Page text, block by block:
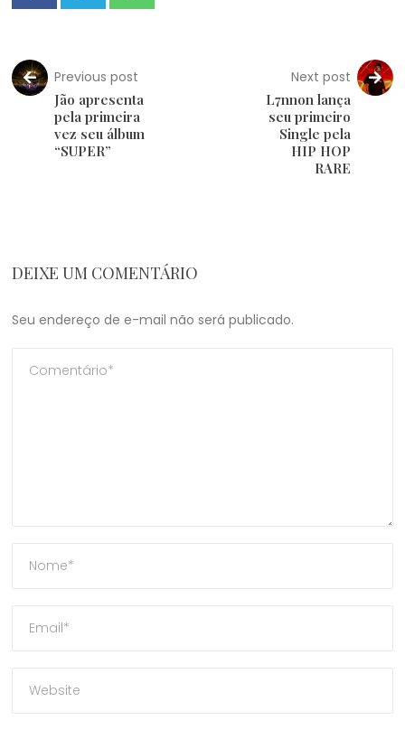
Previous post
Jão apresenta
pela primeira
vez seu álbum
“SUPER”
Next post
L7nnon lança
seu primeiro
Single pela
HIP HOP
RARE
DEIXE UM COMENTÁRIO
Seu endereço de e-mail não será publicado.